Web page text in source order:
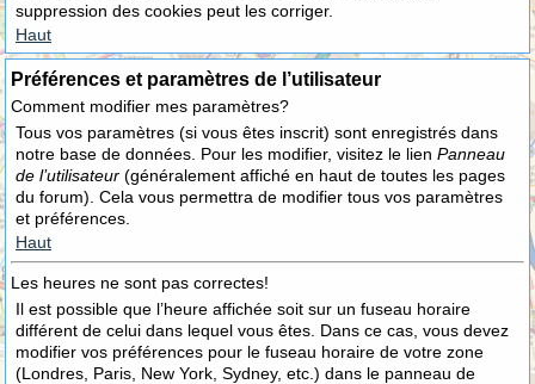
suppression des cookies peut les corriger.
Haut
Préférences et paramètres de l’utilisateur
Comment modifier mes paramètres?
Tous vos paramètres (si vous êtes inscrit) sont enregistrés dans
notre base de données. Pour les modifier, visitez le lien Panneau
de l’utilisateur (généralement affiché en haut de toutes les pages
du forum). Cela vous permettra de modifier tous vos paramètres
et préférences.
Haut
Les heures ne sont pas correctes!
Il est possible que l’heure affichée soit sur un fuseau horaire
différent de celui dans lequel vous êtes. Dans ce cas, vous devez
modifier vos préférences pour le fuseau horaire de votre zone
(Londres, Paris, New York, Sydney, etc.) dans le panneau de